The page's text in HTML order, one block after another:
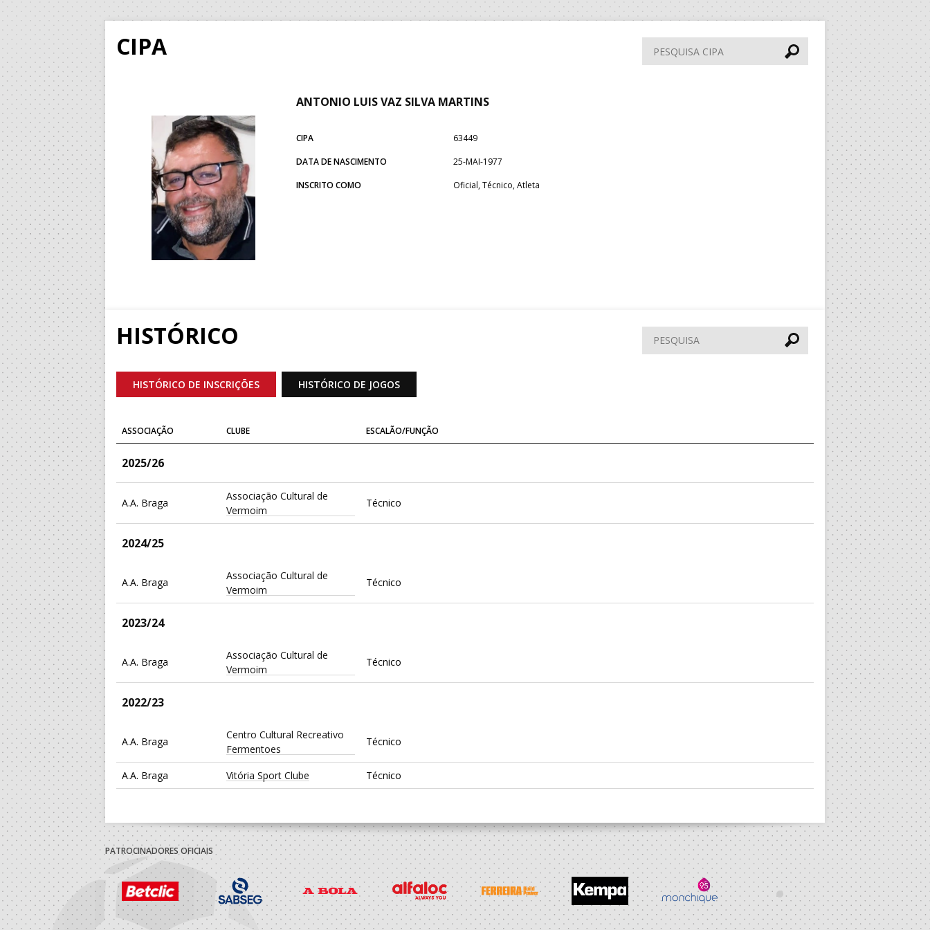
CIPA
Pesquisa
CIPA
ANTONIO LUIS VAZ SILVA MARTINS
CIPA
63449
DATA DE NASCIMENTO
25-MAI-1977
INSCRITO COMO
Oficial, Técnico, Atleta
HISTÓRICO Pesquisar
HISTÓRICO DE INSCRIÇÕES HISTÓRICO DE JOGOS
ASSOCIAÇÃO CLUBE ESCALÃO/FUNÇÃO
2025/26
A.A. Braga
Associação Cultural de
Vermoim
Técnico
2024/25
A.A. Braga
Associação Cultural de
Vermoim
Técnico
2023/24
A.A. Braga
Associação Cultural de
Vermoim
Técnico
2022/23
A.A. Braga
Centro Cultural Recreativo
Fermentoes
Técnico
A.A. Braga Vitória Sport Clube Técnico
A.A. Braga
Centro Cultural Recreativo
Fermentoes
Técnico
A.A. Braga Vitória Sport Clube Técnico
2020/21
PATROCINADORES OFICIAIS